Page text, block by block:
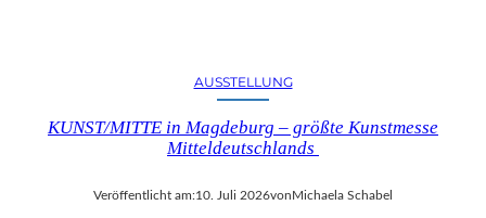
AUSSTELLUNG
KUNST/MITTE in Magdeburg – größte Kunstmesse
Mitteldeutschlands
Veröffentlicht am:10. Juli 2026vonMichaela Schabel